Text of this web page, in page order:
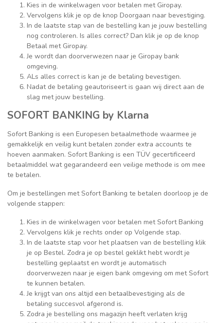
Kies in de winkelwagen voor betalen met Giropay.
Vervolgens klik je op de knop Doorgaan naar bevestiging.
In de laatste stap van de bestelling kan je jouw bestelling
nog controleren. Is alles correct? Dan klik je op de knop
Betaal met Giropay.
Je wordt dan doorverwezen naar je Giropay bank
omgeving.
ALs alles correct is kan je de betaling bevestigen.
Nadat de betaling geautoriseert is gaan wij direct aan de
slag met jouw bestelling.
SOFORT BANKING by Klarna
Sofort Banking is een Europesen betaalmethode waarmee je
gemakkelijk en veilig kunt betalen zonder extra accounts te
hoeven aanmaken. Sofort Banking is een TÜV gecertificeerd
betaalmiddel wat gegarandeerd een veilige methode is om mee
te betalen.
Om je bestellingen met Sofort Banking te betalen doorloop je de
volgende stappen:
Kies in de winkelwagen voor betalen met Sofort Banking
Vervolgens klik je rechts onder op Volgende stap.
In de laatste stap voor het plaatsen van de bestelling klik
je op Bestel. Zodra je op bestel geklikt hebt wordt je
bestelling geplaatst en wordt je automatisch
doorverwezen naar je eigen bank omgeving om met Sofort
te kunnen betalen.
Je krijgt van ons altijd een betaalbevestiging als de
betaling succesvol afgerond is.
Zodra je bestelling ons magazijn heeft verlaten krijg